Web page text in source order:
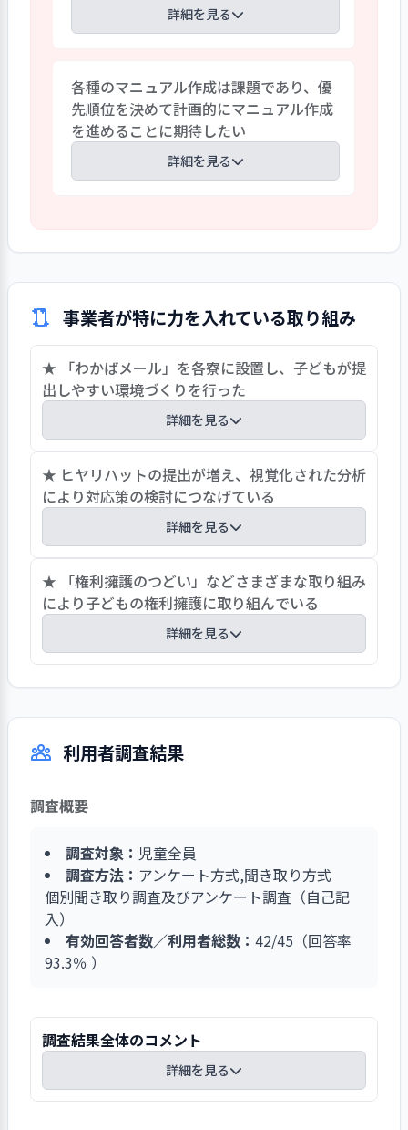
で、施設の将来ビジョンが描かれていない
ため、職員の育成等、計画的に実施でき
育成に向けた段階的取り組みを明記する
とともに、職責、職務に応じたキャリア
パスの策定などを通し、職員育成の仕組
みを職員に周知することが必要と思われ
る。併せてベテラン職員のノウハウを体
系化し、見える化されたＯＪＴの仕組み
詳細を見る
ックリスト」の実施、及び「ヒヤリハッ
ト、事故報告」の集計・分析、その結果
に基づいた組織としての取り組み等は順
次進め、ヒヤリハットについては提出数
も増え、視覚化した分析方法により、職員
る。倫理綱領については全体会議での説
明等を行ったが、定期的な実施は課題で
ントに対する職員の意識向上に向けた取
り組み、及び定期的な確認の仕組みを整
えることで、コンプライアンスの強化につ
なげていくことに期待したい。
各種のマニュアル作成は課題であり、優
先順位を決めて計画的にマニュアル作成
を進めることに期待したい
詳細を見る
トや貯金」、「アレルギーへの対応」、
「事故予防」などの手順書を作成してい
る。今年度は薬の飲ませ忘れが多く、指
導検査でも服薬方法について指摘を受け
たこともあり、精神科医の助言を受けなが
ら、栄養士と治療担当指導員が中心とな
り充実した内容の「お薬マニュアル」を
作成している。各種のマニュアル作成は
課題であり、優先順位を決めて計画的にマ
ニュアル作成を進めることに期待した
い。
事業者が特に力を入れている取り組み
★ 「わかばメール」を各寮に設置し、子どもが提
出しやすい環境づくりを行った
詳細を見る
意見箱「わかばメール」を各寮に設置して子ども
の要望等を把握しており、年間３０～４０件程度
の意見が寄せられ、提出された意見は権利擁護委
員会で対応策を検討し、子どもにフィードバック
をしている。開封担当者に名前を見えないように
するなど「わかばメール」の書式を整備し、子ど
もが提出しやすい環境づくりを行った。また、子
どもが読んで欲しい人を指名できるようにすると
ともに、内容についてどこまで話して良いかとい
った情報開示の範囲を決めており、子どもの人権
に配慮している。
★ ヒヤリハットの提出が増え、視覚化された分析
により対応策の検討につなげている
詳細を見る
事故予防に向けた職員の意識が年々高まってお
り、ヒヤリハットの提出件数が大幅に増えてい
る。ヒヤリハットは緊急度に応じて３段階に設定
しており、多い月では６０件以上の提出がある。
提出されたヒヤリハットは権利擁護委員会が週ご
とに集約し、分析を行ったうえで主任に報告して
ドクラウド、階層的クラスタリングなどを取り入
分かりやすい提示がなされ、事故予防に向けた対
応策の検討につなげている。
★ 「権利擁護のつどい」などさまざまな取り組み
により子どもの権利擁護に取り組んでいる
詳細を見る
施設では基本方針の第一に「私たちはすべての子
適切なかかわりについては研修やホーム会議、チ
設内虐待の防止に努めている。また、子どもを対
象にした「子どもの権利のつどい」では、苦情解
紹介を行っている。また、施設長が年2回子ども
に権利ノートの説明を行うとともに、子どもと個
別にヒアリングも行い、権利侵害が行われていな
いか確認している。
利用者調査結果
調査概要
調査対象： 児童全員
調査方法： アンケート方式,聞き取り方式
個別聞き取り調査及びアンケート調査（自己記
入）
有効回答者数／利用者総数： 42/45（回答率
93.3％ ）
調査結果全体のコメント
詳細を見る